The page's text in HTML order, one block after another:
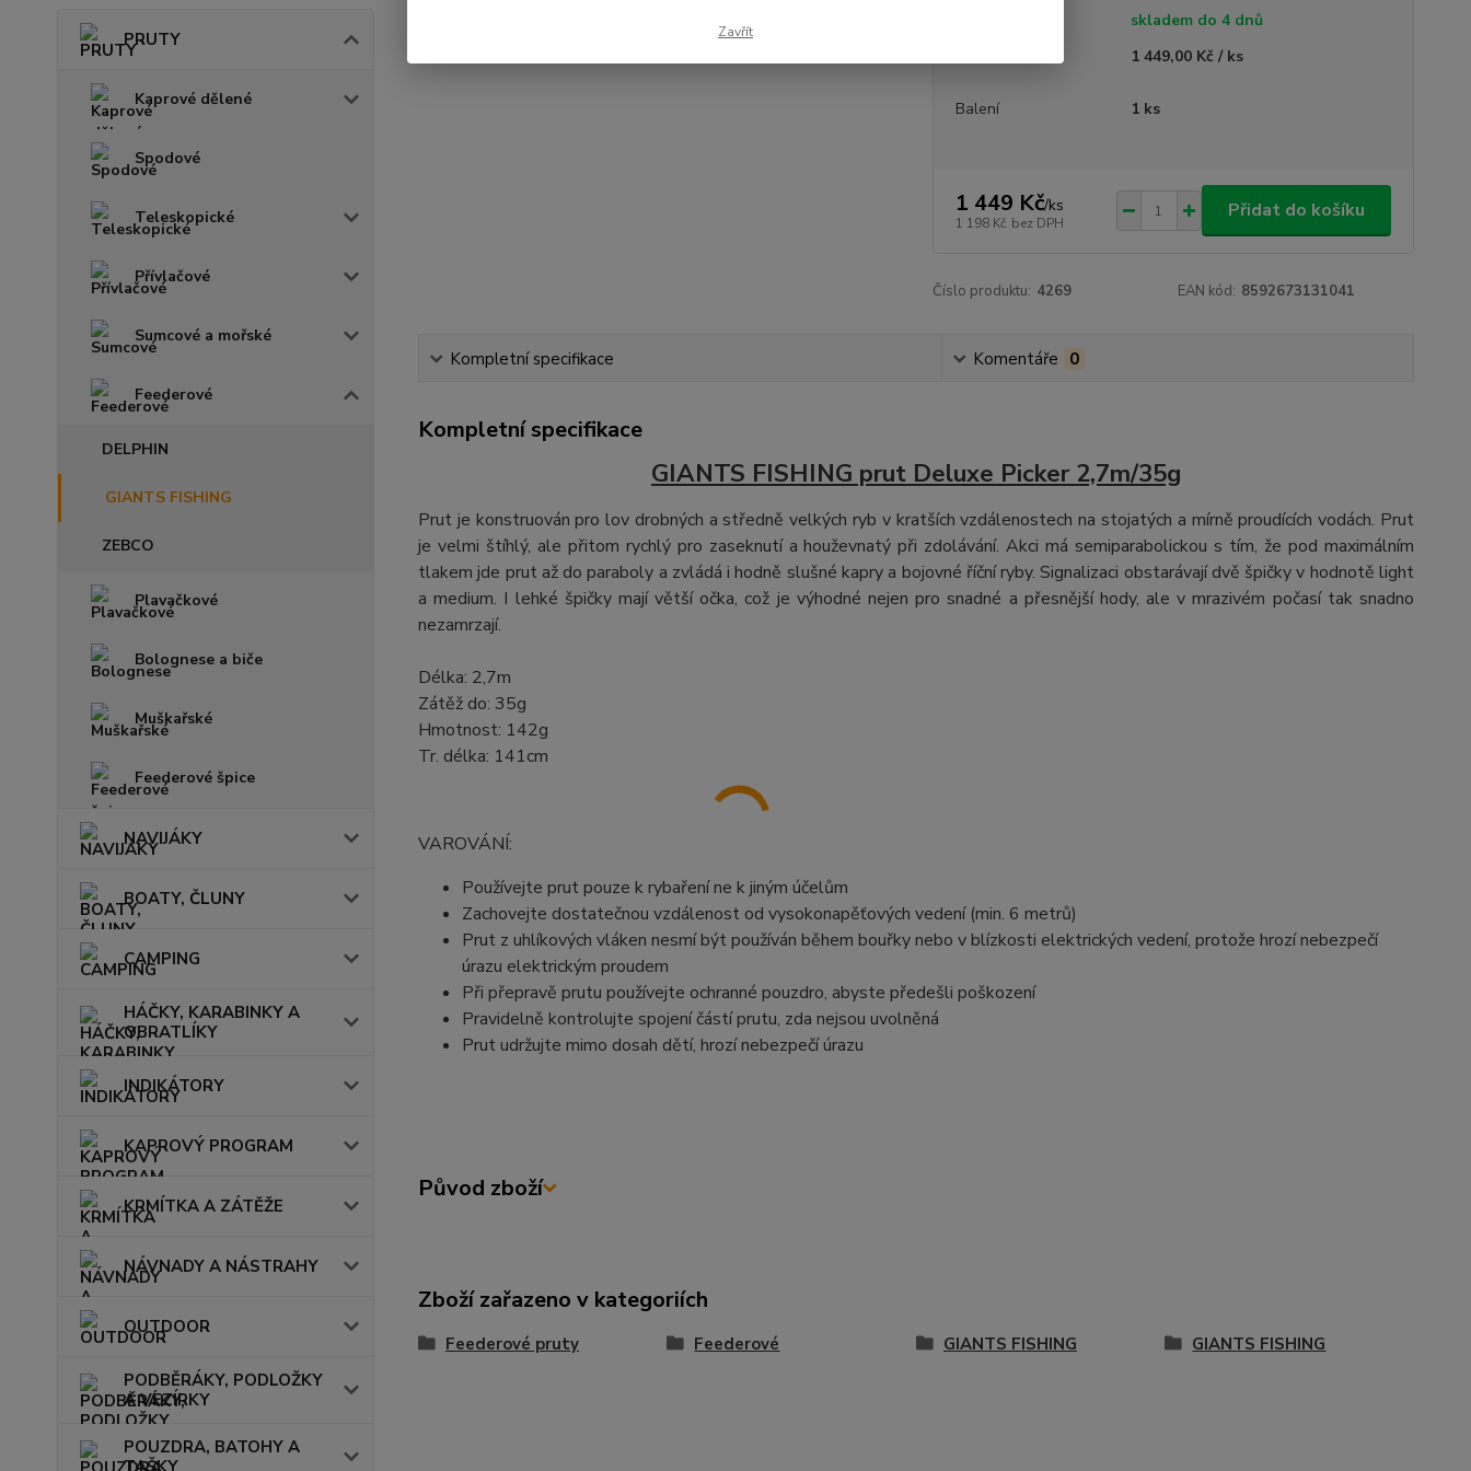
PRUTY
Kaprové dělené
Spodové
Teleskopické
Přívlačové
Sumcové a mořské
Feederové
DELPHIN
GIANTS FISHING
ZEBCO
Plavačkové
Bolognese a biče
Muškařské
Feederové špice
NAVIJÁKY
BOATY, ČLUNY
CAMPING
HÁČKY, KARABINKY A
OBRATLÍKY
INDIKÁTORY
KAPROVÝ PROGRAM
KRMÍTKA A ZÁTĚŽE
NÁVNADY A NÁSTRAHY
OUTDOOR
PODBĚRÁKY, PODLOŽKY
A VEZÍRKY
POUZDRA, BATOHY A
TAŠKY
skladem do 4 dnů
1 449,00 Kč / ks
Balení 1 ks
1 449 Kč/ks
1 198 Kč bez DPH
Přidat do košíku
Číslo produktu: 4269 EAN kód: 8592673131041
Kompletní specifikace Komentáře 0
Kompletní specifikace
GIANTS FISHING prut Deluxe Picker 2,7m/35g
Prut je konstruován pro lov drobných a středně velkých ryb v kratších vzdálenostech na stojatých a mírně proudících vodách. Prut
je velmi štíhlý, ale přitom rychlý pro zaseknutí a houževnatý při zdolávání. Akci má semiparabolickou s tím, že pod maximálním
tlakem jde prut až do paraboly a zvládá i hodně slušné kapry a bojovné říční ryby. Signalizaci obstarávají dvě špičky v hodnotě light
a medium. I lehké špičky mají větší očka, což je výhodné nejen pro snadné a přesnější hody, ale v mrazivém počasí tak snadno
nezamrzají.
Délka: 2,7m
Zátěž do: 35g
Hmotnost: 142g
Tr. délka: 141cm
VAROVÁNÍ:
Používejte prut pouze k rybaření ne k jiným účelům
Zachovejte dostatečnou vzdálenost od vysokonapěťových vedení (min. 6 metrů)
Prut z uhlíkových vláken nesmí být používán během bouřky nebo v blízkosti elektrických vedení, protože hrozí nebezpečí
úrazu elektrickým proudem
Při přepravě prutu používejte ochranné pouzdro, abyste předešli poškození
Pravidelně kontrolujte spojení částí prutu, zda nejsou uvolněná
Prut udržujte mimo dosah dětí, hrozí nebezpečí úrazu
Původ zboží
Zboží zařazeno v kategoriích
Feederové pruty Feederové GIANTS FISHING GIANTS FISHING
Zavřít